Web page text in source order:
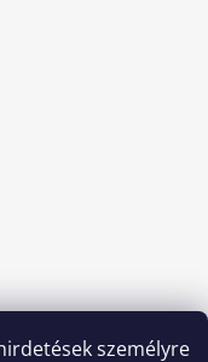
személyre